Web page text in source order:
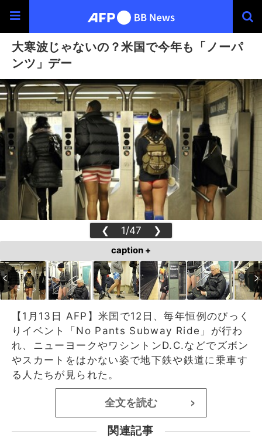
大寒波じゃないの？米国で今年も「ノーパ
ンツ」デー
❮ 1/47 ❯
caption +
【1月13日 AFP】米国で12日、毎年恒例のびっく
りイベント「No Pants Subway Ride」が行わ
れ、ニューヨークやワシントンD.C.などでズボン
やスカートをはかない姿で地下鉄や鉄道に乗車す
る人たちが見られた。
全文を読む >
関連記事